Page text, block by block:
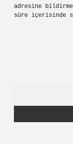
adresine
süre içerisinde